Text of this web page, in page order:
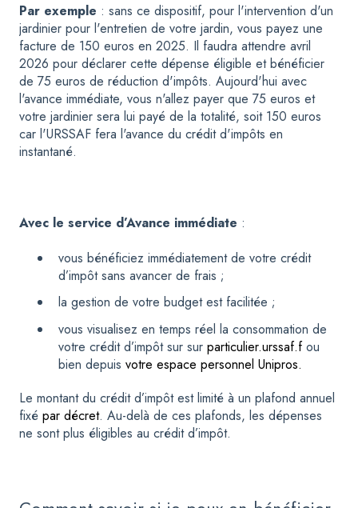
Par exemple : sans ce dispositif, pour l'intervention d'un
jardinier pour l'entretien de votre jardin, vous payez une
facture de 150 euros en 2025. Il faudra attendre avril
2026 pour déclarer cette dépense éligible et bénéficier
de 75 euros de réduction d'impôts. Aujourd'hui avec
l'avance immédiate, vous n'allez payer que 75 euros et
votre jardinier sera lui payé de la totalité, soit 150 euros
car l'URSSAF fera l'avance du crédit d'impôts en
instantané.
Avec le service d’Avance immédiate :
vous bénéficiez immédiatement de votre crédit
d’impôt sans avancer de frais ;
la gestion de votre budget est facilitée ;
vous visualisez en temps réel la consommation de
votre crédit d’impôt sur sur particulier.urssaf.fou
bien depuis votre espace personnel Unipros.
Le montant du crédit d’impôt est limité à un plafond annuel
fixé par décret. Au-delà de ces plafonds, les dépenses
ne sont plus éligibles au crédit d’impôt.